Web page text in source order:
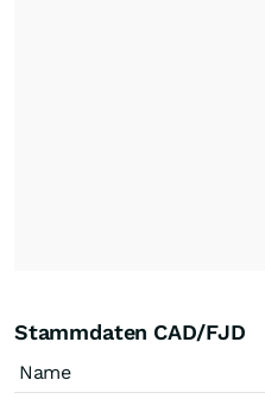
Stammdaten CAD/FJD
Name